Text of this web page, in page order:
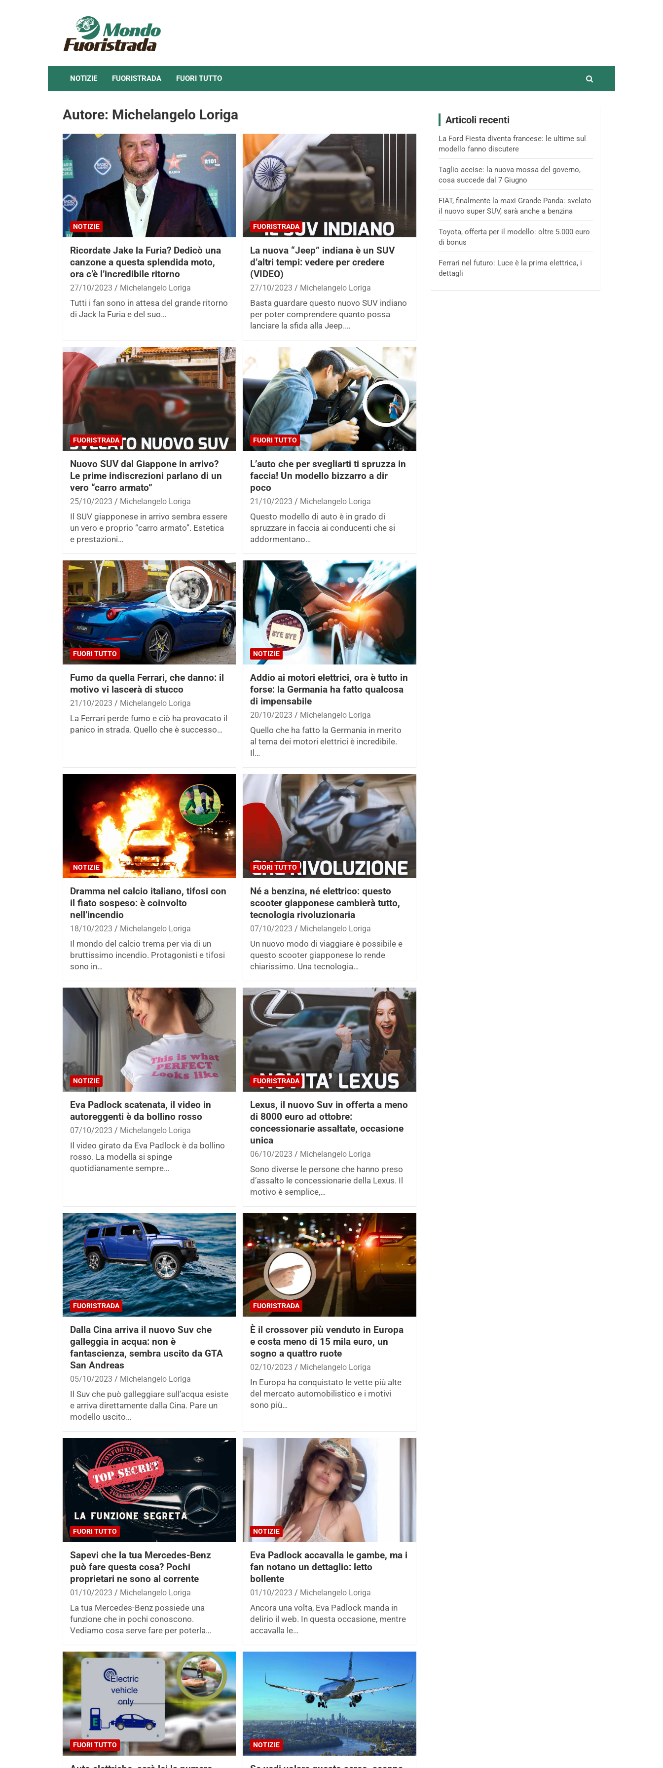
NOTIZIE FUORISTRADA FUORI TUTTO
Autore: Michelangelo Loriga
NOTIZIE
Ricordate Jake la Furia? Dedicò una
canzone a questa splendida moto,
ora c’è l’incredibile ritorno
27/10/2023 Michelangelo Loriga
Tutti i fan sono in attesa del grande ritorno
di Jack la Furia e del suo…
FUORISTRADA
La nuova “Jeep” indiana è un SUV
d’altri tempi: vedere per credere
(VIDEO)
27/10/2023 Michelangelo Loriga
Basta guardare questo nuovo SUV indiano
per poter comprendere quanto possa
lanciare la sfida alla Jeep.…
FUORISTRADA
Nuovo SUV dal Giappone in arrivo?
Le prime indiscrezioni parlano di un
vero “carro armato”
25/10/2023 Michelangelo Loriga
Il SUV giapponese in arrivo sembra essere
un vero e proprio “carro armato”. Estetica
e prestazioni…
FUORI TUTTO
L’auto che per svegliarti ti spruzza in
faccia! Un modello bizzarro a dir
poco
21/10/2023 Michelangelo Loriga
Questo modello di auto è in grado di
spruzzare in faccia ai conducenti che si
addormentano…
FUORI TUTTO
Fumo da quella Ferrari, che danno: il
motivo vi lascerà di stucco
21/10/2023 Michelangelo Loriga
La Ferrari perde fumo e ciò ha provocato il
panico in strada. Quello che è successo…
NOTIZIE
Addio ai motori elettrici, ora è tutto in
forse: la Germania ha fatto qualcosa
di impensabile
20/10/2023 Michelangelo Loriga
Quello che ha fatto la Germania in merito
al tema dei motori elettrici è incredibile.
Il…
NOTIZIE
Dramma nel calcio italiano, tifosi con
il fiato sospeso: è coinvolto
nell’incendio
18/10/2023 Michelangelo Loriga
Il mondo del calcio trema per via di un
bruttissimo incendio. Protagonisti e tifosi
sono in…
FUORI TUTTO
Né a benzina, né elettrico: questo
scooter giapponese cambierà tutto,
tecnologia rivoluzionaria
07/10/2023 Michelangelo Loriga
Un nuovo modo di viaggiare è possibile e
questo scooter giapponese lo rende
chiarissimo. Una tecnologia…
NOTIZIE
Eva Padlock scatenata, il video in
autoreggenti è da bollino rosso
07/10/2023 Michelangelo Loriga
Il video girato da Eva Padlock è da bollino
rosso. La modella si spinge
quotidianamente sempre…
FUORISTRADA
Lexus, il nuovo Suv in offerta a meno
di 8000 euro ad ottobre:
concessionarie assaltate, occasione
unica
06/10/2023 Michelangelo Loriga
Sono diverse le persone che hanno preso
d’assalto le concessionarie della Lexus. Il
motivo è semplice,…
FUORISTRADA
Dalla Cina arriva il nuovo Suv che
galleggia in acqua: non è
fantascienza, sembra uscito da GTA
San Andreas
05/10/2023 Michelangelo Loriga
Il Suv che può galleggiare sull’acqua esiste
e arriva direttamente dalla Cina. Pare un
modello uscito…
FUORISTRADA
È il crossover più venduto in Europa
e costa meno di 15 mila euro, un
sogno a quattro ruote
02/10/2023 Michelangelo Loriga
In Europa ha conquistato le vette più alte
del mercato automobilistico e i motivi
sono più…
FUORI TUTTO
Sapevi che la tua Mercedes-Benz
può fare questa cosa? Pochi
proprietari ne sono al corrente
01/10/2023 Michelangelo Loriga
La tua Mercedes-Benz possiede una
funzione che in pochi conoscono.
Vediamo cosa serve fare per poterla…
NOTIZIE
Eva Padlock accavalla le gambe, ma i
fan notano un dettaglio: letto
bollente
01/10/2023 Michelangelo Loriga
Ancora una volta, Eva Padlock manda in
delirio il web. In questa occasione, mentre
accavalla le…
FUORI TUTTO NOTIZIE
Articoli recenti
La Ford Fiesta diventa francese: le ultime sul
modello fanno discutere
Taglio accise: la nuova mossa del governo,
cosa succede dal 7 Giugno
FIAT, finalmente la maxi Grande Panda: svelato
il nuovo super SUV, sarà anche a benzina
Toyota, offerta per il modello: oltre 5.000 euro
di bonus
Ferrari nel futuro: Luce è la prima elettrica, i
dettagli